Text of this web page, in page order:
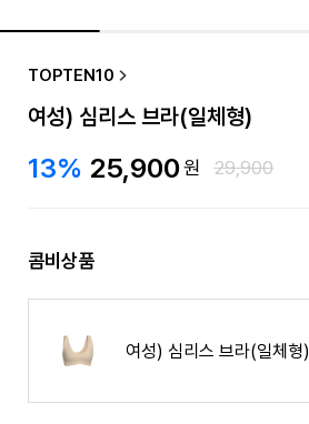
TOPTEN10
여성) 심리스 브라(일체형)
13% 25,900원 29,900
콤비상품
여성) 심리스 브라(일체형)